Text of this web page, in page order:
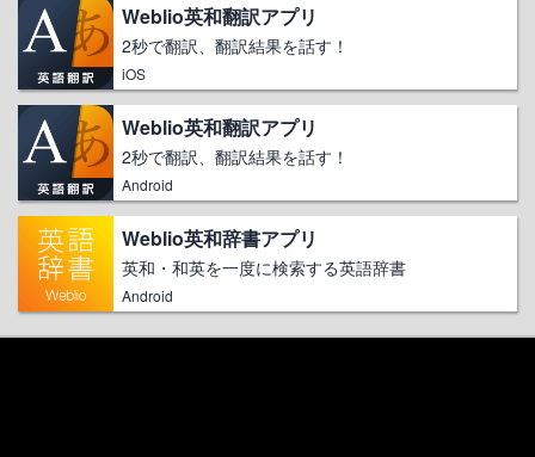
Weblio英和翻訳アプリ
2秒で翻訳、翻訳結果を話す！
iOS
Weblio英和翻訳アプリ
2秒で翻訳、翻訳結果を話す！
Android
Weblio英和辞書アプリ
英和・和英を一度に検索する英語辞書
Android